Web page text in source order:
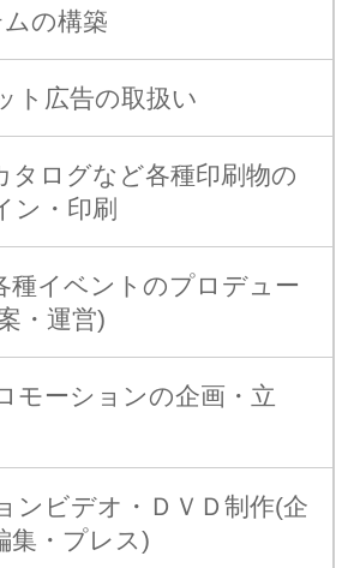
画・製造・販売
東区本郷2-62 ル・ア